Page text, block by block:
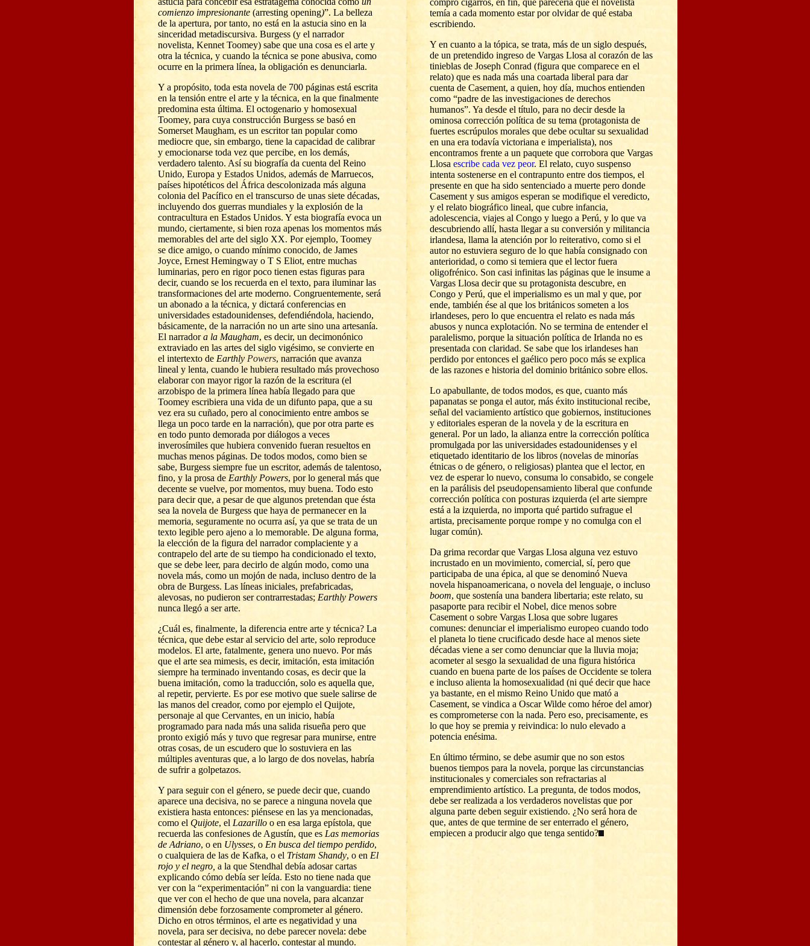
comienzo impresionante (arresting opening)”. La belleza
de la apertura, por tanto, no está en la astucia sino en la
sinceridad metadiscursiva. Burgess (y el narrador
novelista, Kennet Toomey) sabe que una cosa es el arte y
otra la técnica, y cuando la técnica se pone abusiva, como
ocurre en la primera línea, la obligación es denunciarla.
Y a propósito, toda esta novela de 700 páginas está escrita
en la tensión entre el arte y la técnica, en la que finalmente
predomina esta última. El octogenario y homosexual
Toomey, para cuya construcción Burgess se basó en
Somerset Maugham, es un escritor tan popular como
mediocre que, sin embargo, tiene la capacidad de calibrar
y emocionarse toda vez que percibe, en los demás,
verdadero talento. Así su biografía da cuenta del Reino
Unido, Europa y Estados Unidos, además de Marruecos,
países hipotéticos del África descolonizada más alguna
colonia del Pacífico en el transcurso de unas siete décadas,
incluyendo dos guerras mundiales y la explosión de la
contracultura en Estados Unidos. Y esta biografía evoca un
mundo, ciertamente, si bien roza apenas los momentos más
memorables del arte del siglo XX. Por ejemplo, Toomey
se dice amigo, o cuando mínimo conocido, de James
Joyce, Ernest Hemingway o T S Eliot, entre muchas
luminarias, pero en rigor poco tienen estas figuras para
decir, cuando se los recuerda en el texto, para iluminar las
transformaciones del arte moderno. Congruentemente, será
un abonado a la técnica, y dictará conferencias en
universidades estadounidenses, defendiéndola, haciendo,
básicamente, de la narración no un arte sino una artesanía.
El narradora la Maugham, es decir, un decimonónico
extraviado en las artes del siglo vigésimo, se convierte en
el intertexto de Earthly Powers, narración que avanza
lineal y lenta, cuando le hubiera resultado más provechoso
elaborar con mayor rigor la razón de la escritura (el
arzobispo de la primera línea había llegado para que
Toomey escribiera una vida de un difunto papa, que a su
vez era su cuñado, pero al conocimiento entre ambos se
llega un poco tarde en la narración), que por otra parte es
en todo punto demorada por diálogos a veces
inverosímiles que hubiera convenido fueran resueltos en
muchas menos páginas. De todos modos, como bien se
sabe, Burgess siempre fue un escritor, además de talentoso,
fino, y la prosa de Earthly Powers, por lo general más que
decente se vuelve, por momentos, muy buena. Todo esto
para decir que, a pesar de que algunos pretendan que ésta
sea la novela de Burgess que haya de permanecer en la
memoria, seguramente no ocurra así, ya que se trata de un
texto legible pero ajeno a lo memorable. De alguna forma,
la elección de la figura del narrador complaciente y a
contrapelo del arte de su tiempo ha condicionado el texto,
que se debe leer, para decirlo de algún modo, como una
novela más, como un mojón de nada, incluso dentro de la
obra de Burgess. Las líneas iniciales, prefabricadas,
alevosas, no pudieron ser contrarrestadas; Earthly Powers
nunca llegó a ser arte.
¿Cuál es, finalmente, la diferencia entre arte y técnica? La
técnica, que debe estar al servicio del arte, solo reproduce
modelos. El arte, fatalmente, genera uno nuevo. Por más
que el arte sea mimesis, es decir, imitación, esta imitación
siempre ha terminado inventando cosas, es decir que la
buena imitación, como la traducción, solo es aquella que,
al repetir, pervierte. Es por ese motivo que suele salirse de
las manos del creador, como por ejemplo el Quijote,
personaje al que Cervantes, en un inicio, había
programado para nada más una salida risueña pero que
pronto exigió más y tuvo que regresar para munirse, entre
otras cosas, de un escudero que lo sostuviera en las
múltiples aventuras que, a lo largo de dos novelas, habría
de sufrir a golpetazos.
Y para seguir con el género, se puede decir que, cuando
aparece una decisiva, no se parece a ninguna novela que
existiera hasta entonces: piénsese en las ya mencionadas,
como el Quijote, el Lazarillo o en esa larga epístola, que
recuerda las confesiones de Agustín, que es Las memorias
de Adriano, o en Ulysses, o En busca del tiempo perdido,
o cualquiera de las de Kafka, o el Tristam Shandy, o en El
rojo y el negro, a la que Stendhal debía adosar cartas
explicando cómo debía ser leída. Esto no tiene nada que
ver con la “experimentación” ni con la vanguardia: tiene
que ver con el hecho de que una novela, para alcanzar
dimensión debe forzosamente comprometer al género.
Dicho en otros términos, el arte es negatividad y una
novela, para ser decisiva, no debe parecer novela: debe
contestar al género y, al hacerlo, contestar al mundo.
compró cigarros, en fin, que parecería que el novelista
temía a cada momento estar por olvidar de qué estaba
escribiendo.
Y en cuanto a la tópica, se trata, más de un siglo después,
de un pretendido ingreso de Vargas Llosa al corazón de las
tinieblas de Joseph Conrad (figura que comparece en el
relato) que es nada más una coartada liberal para dar
cuenta de Casement, a quien, hoy día, muchos entienden
como “padre de las investigaciones de derechos
humanos”. Ya desde el título, para no decir desde la
ominosa corrección política de su tema (protagonista de
fuertes escrúpulos morales que debe ocultar su sexualidad
en una era todavía victoriana e imperialista), nos
encontramos frente a un paquete que corrobora que Vargas
Llosa escribe cada vez peor. El relato, cuyo suspenso
intenta sostenerse en el contrapunto entre dos tiempos, el
presente en que ha sido sentenciado a muerte pero donde
Casement y sus amigos esperan se modifique el veredicto,
y el relato biográfico lineal, que cubre infancia,
adolescencia, viajes al Congo y luego a Perú, y lo que va
descubriendo allí, hasta llegar a su conversión y militancia
irlandesa, llama la atención por lo reiterativo, como si el
autor no estuviera seguro de lo que había consignado con
anterioridad, o como si temiera que el lector fuera
oligofrénico. Son casi infinitas las páginas que le insume a
Vargas Llosa decir que su protagonista descubre, en
Congo y Perú, que el imperialismo es un mal y que, por
ende, también ése al que los británicos someten a los
irlandeses, pero lo que encuentra el relato es nada más
abusos y nunca explotación. No se termina de entender el
paralelismo, porque la situación política de Irlanda no es
presentada con claridad. Se sabe que los irlandeses han
perdido por entonces el gaélico pero poco más se explica
de las razones e historia del dominio británico sobre ellos.
Lo apabullante, de todos modos, es que, cuanto más
papanatas se ponga el autor, más éxito institucional recibe,
señal del vaciamiento artístico que gobiernos, instituciones
y editoriales esperan de la novela y de la escritura en
general. Por un lado, la alianza entre la corrección política
promulgada por las universidades estadounidenses y el
etiquetado identitario de los libros (novelas de minorías
étnicas o de género, o religiosas) plantea que el lector, en
vez de esperar lo nuevo, consuma lo consabido, se congele
en la parálisis del pseudopensamiento liberal que confunde
corrección política con posturas izquierda (el arte siempre
está a la izquierda, no importa qué partido sufrague el
artista, precisamente porque rompe y no comulga con el
lugar común).
Da grima recordar que Vargas Llosa alguna vez estuvo
incrustado en un movimiento, comercial, sí, pero que
participaba de una épica, al que se denominó Nueva
novela hispanoamericana, o novela del lenguaje, o incluso
boom, que sostenía una bandera libertaria; este relato, su
pasaporte para recibir el Nobel, dice menos sobre
Casement o sobre Vargas Llosa que sobre lugares
comunes: denunciar el imperialismo europeo cuando todo
el planeta lo tiene crucificado desde hace al menos siete
décadas viene a ser como denunciar que la lluvia moja;
acometer al sesgo la sexualidad de una figura histórica
cuando en buena parte de los países de Occidente se tolera
e incluso alienta la homosexualidad (ni qué decir que hace
ya bastante, en el mismo Reino Unido que mató a
Casement, se vindica a Oscar Wilde como héroe del amor)
es comprometerse con la nada. Pero eso, precisamente, es
lo que hoy se premia y reivindica: lo nulo elevado a
potencia enésima.
En último término, se debe asumir que no son estos
buenos tiempos para la novela, porque las circunstancias
institucionales y comerciales son refractarias al
emprendimiento artístico. La pregunta, de todos modos,
debe ser realizada a los verdaderos novelistas que por
alguna parte deben seguir existiendo. ¿No será hora de
que, antes de que termine de ser enterrado el género,
empiecen a producir algo que tenga sentido?